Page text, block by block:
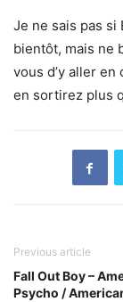
Je ne sais pas si
bientôt, mais ne
vous d’y aller
en sortirez plus
Previous article
Fall Out Boy –
Psycho /